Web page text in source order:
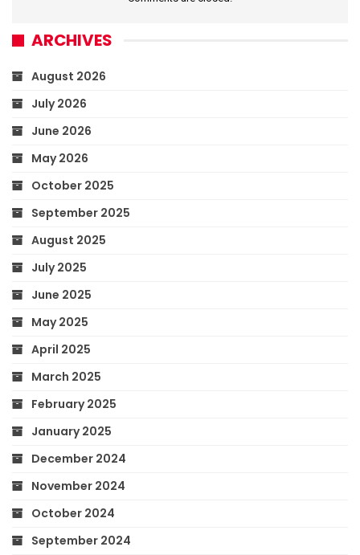
ARCHIVES
August 2026
July 2026
June 2026
May 2026
October 2025
September 2025
August 2025
July 2025
June 2025
May 2025
April 2025
March 2025
February 2025
January 2025
December 2024
November 2024
October 2024
September 2024